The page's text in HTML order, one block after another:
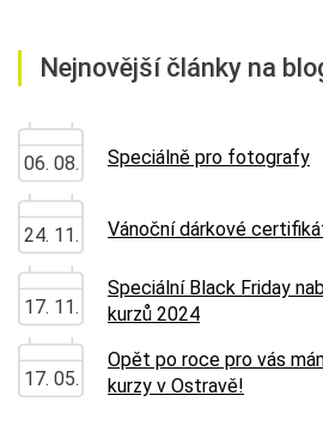
Nejnovější články na
06. 08. Speciálně pro fotografy
24. 11. Vánoční dárkové
17. 11.
Speciální Black Friday
kurzů 2024
17. 05.
Opět po roce pro vás
kurzy v Ostravě!